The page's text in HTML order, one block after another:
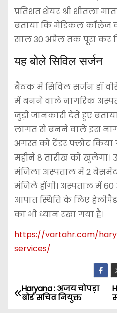
प्रतिशत शेयर श्री शीतला
बताया कि मेडिकल कॉलेज
साल 30 अप्रैल तक पूरा कर
यह बोले सिविल सर्जन
बैठक में सिविल सर्जन डॉ
में बनने वाले नागरिक
जुड़ी जानकारी देते हुए
लागत से बनने वाले इस
अगस्त को टेंडर फ्लोट किया
महीने 8 तारीख को खुलेगा।
मंजिला अस्पताल में 2 बेसमेंट,
मंजिले होंगी। अस्पताल में
आपात स्थिति के लिए
का भी ध्यान रखा गया है।
https://vartahr.com/
services/
PHaryana : अजय चोपड़ा
बोर्ड सचिव नियुक्त